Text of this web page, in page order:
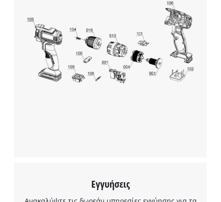
Εγγυήσεις